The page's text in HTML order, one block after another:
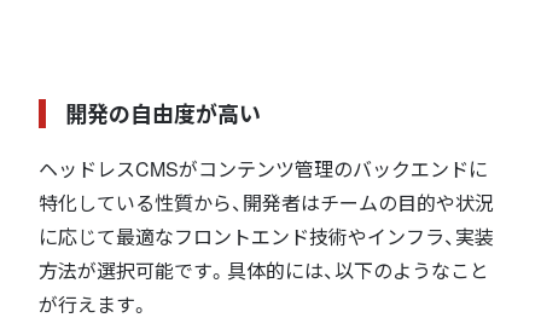
開発の自由度が高い
ヘッドレスCMSがコンテンツ管理のバックエンドに
特化している性質から、開発者はチームの目的や状況
に応じて最適なフロントエンド技術やインフラ、実装
方法が選択可能です。具体的には、以下のようなこと
が行えます。